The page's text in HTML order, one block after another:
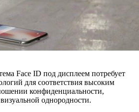
Face ID под дисплеем потребует
для соответствия высоким
конфиденциальности,
однородности.